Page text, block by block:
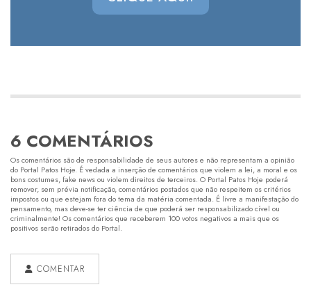
6 COMENTÁRIOS
Os comentários são de responsabilidade de seus autores e não representam a opinião
do Portal Patos Hoje. É vedada a inserção de comentários que violem a lei, a moral e os
bons costumes, fake news ou violem direitos de terceiros. O Portal Patos Hoje poderá
remover, sem prévia notificação, comentários postados que não respeitem os critérios
impostos ou que estejam fora do tema da matéria comentada. É livre a manifestação do
pensamento, mas deve-se ter ciência de que poderá ser responsabilizado cível ou
criminalmente! Os comentários que receberem 100 votos negativos a mais que os
positivos serão retirados do Portal.
COMENTAR